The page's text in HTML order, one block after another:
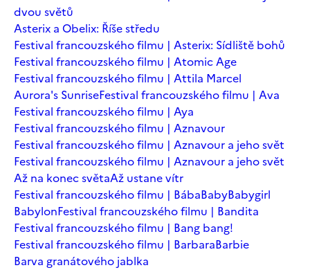
dvou světů
Asterix a Obelix: Říše středu
Festival francouzského filmu | Asterix: Sídliště bohů
Festival francouzského filmu | Atomic Age
Festival francouzského filmu | Attila Marcel
Aurora's SunriseFestival francouzského filmu | Ava
Festival francouzského filmu | Aya
Festival francouzského filmu | Aznavour
Festival francouzského filmu | Aznavour a jeho svět
Festival francouzského filmu | Aznavour a jeho svět
Až na konec světaAž ustane vítr
Festival francouzského filmu | BábaBabyBabygirl
BabylonFestival francouzského filmu | Bandita
Festival francouzského filmu | Bang bang!
Festival francouzského filmu | BarbaraBarbie
Barva granátového jablka